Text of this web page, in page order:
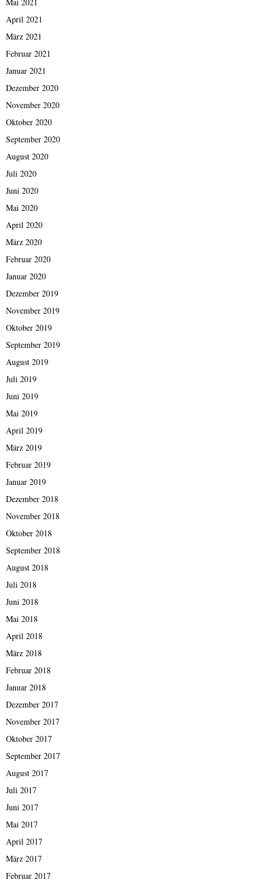
April 2021
März 2021
Februar 2021
Januar 2021
Dezember 2020
November 2020
Oktober 2020
September 2020
August 2020
Juli 2020
Juni 2020
Mai 2020
April 2020
März 2020
Februar 2020
Januar 2020
Dezember 2019
November 2019
Oktober 2019
September 2019
August 2019
Juli 2019
Juni 2019
Mai 2019
April 2019
März 2019
Februar 2019
Januar 2019
Dezember 2018
November 2018
Oktober 2018
September 2018
August 2018
Juli 2018
Juni 2018
Mai 2018
April 2018
März 2018
Februar 2018
Januar 2018
Dezember 2017
November 2017
Oktober 2017
September 2017
August 2017
Juli 2017
Juni 2017
Mai 2017
April 2017
März 2017
Februar 2017